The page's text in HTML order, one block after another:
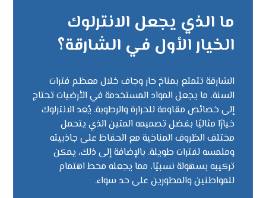
ما الذي يجعل الانترلوك
الخيار الأول في الشارقة؟
الشارقة تتمتع بمناخ حار وجاف خلال معظم فترات
السنة، ما يجعل المواد المستخدمة في الأرضيات تحتاج
إلى خصائص مقاومة للحرارة والرطوبة. يُعد الانترلوك
خيارًا مثاليًا بفضل تصميمه المتين الذي يتحمل
مختلف الظروف المناخية مع الحفاظ على جاذبيته
وملمسه لفترات طويلة. بالإضافة إلى ذلك، يمكن
تركيبه بسهولة نسبيًا، مما يجعله محط اهتمام
للمواطنين والمطورين على حد سواء.